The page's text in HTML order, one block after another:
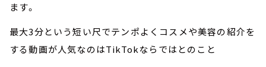
ます。
最大3分という短い尺でテンポよくコスメや美容の紹介を
する動画が人気なのはTikTokならではとのこと